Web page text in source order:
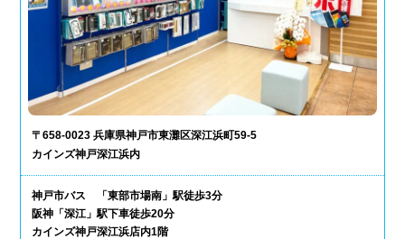
〒658-0023 兵庫県神戸市東灘区深江浜町59-5
カインズ神戸深江浜内
神戸市バス 「東部市場南」駅徒歩3分
阪神「深江」駅下車徒歩20分
カインズ神戸深江浜店内1階